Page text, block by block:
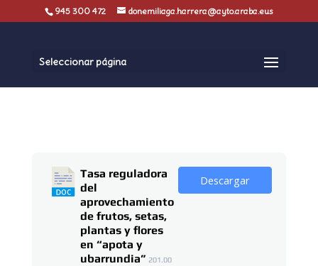
945 300 472 donemiliaga.harrera@ayto.araba.eus
Seleccionar página
Tasa reguladora
del
aprovechamiento
de frutos, setas,
plantas y flores
en “apota y
ubarrundia” 201.00
Descargar